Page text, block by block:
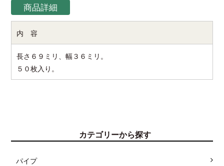
商品詳細
内 容
長さ６９ミリ、幅３６ミリ。
５０枚入り。
カテゴリーから探す
パイプ